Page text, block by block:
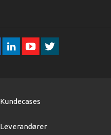
Kundecases
Leverandører